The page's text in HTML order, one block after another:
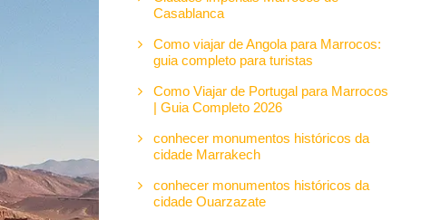
Casablanca
Como viajar de Angola para Marrocos:
guia completo para turistas
Como Viajar de Portugal para Marrocos
| Guia Completo 2026
conhecer monumentos históricos da
cidade Marrakech
conhecer monumentos históricos da
cidade Ouarzazate